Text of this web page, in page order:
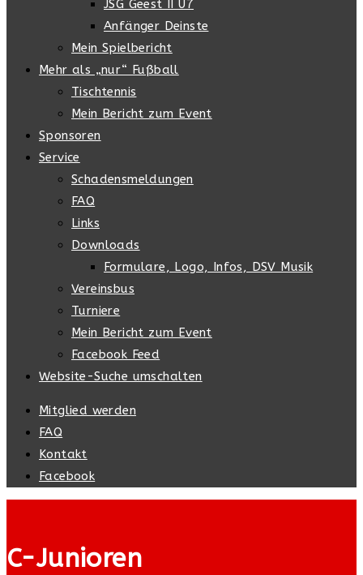
JSG Geest II U7
Anfänger Deinste
Mein Spielbericht
Mehr als „nur“ Fußball
Tischtennis
Mein Bericht zum Event
Sponsoren
Service
Schadensmeldungen
FAQ
Links
Downloads
Formulare, Logo, Infos, DSV Musik
Vereinsbus
Turniere
Mein Bericht zum Event
Facebook Feed
Website-Suche umschalten
Mitglied werden
FAQ
Kontakt
Facebook
C-Junioren